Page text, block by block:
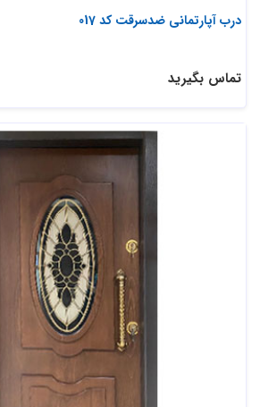
درب آپارتمانی ضدسرقت کد 017
تماس بگیرید